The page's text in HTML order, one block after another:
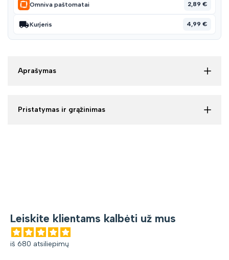
Omniva paštomatai 2,89 €
Kurjeris 4,99 €
Aprašymas
Pristatymas ir grąžinimas
Leiskite klientams kalbėti už mus
iš 680 atsiliepimų